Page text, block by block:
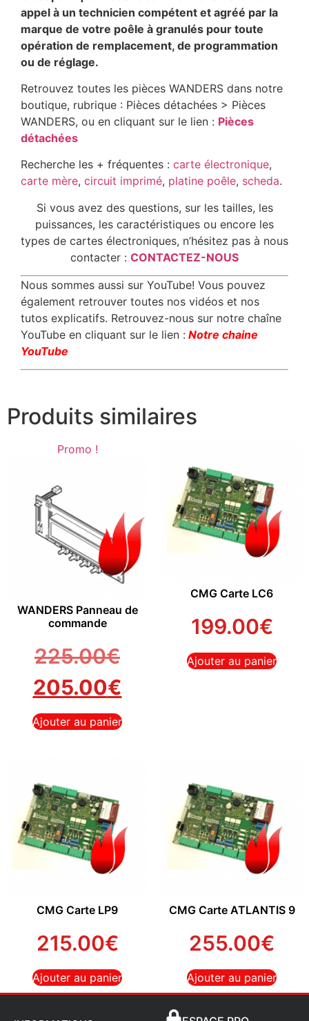
appel à un technicien compétent et agréé par la
marque de votre poêle à granulés pour toute
opération de remplacement, de programmation
ou de réglage.
Retrouvez toutes les pièces WANDERS dans notre
boutique, rubrique : Pièces détachées > Pièces
WANDERS, ou en cliquant sur le lien : Pièces
détachées
Recherche les + fréquentes : carte électronique,
carte mère, circuit imprimé, platine poêle, scheda.
Si vous avez des questions, sur les tailles, les
puissances, les caractéristiques ou encore les
types de cartes électroniques, n’hésitez pas à nous
contacter : CONTACTEZ-NOUS
Nous sommes aussi sur YouTube! Vous pouvez
également retrouver toutes nos vidéos et nos
tutos explicatifs. Retrouvez-nous sur notre chaîne
YouTube en cliquant sur le lien : Notre chaine
YouTube
Produits similaires
Promo !
WANDERS Panneau de
commande
225.00€
205.00€
Ajouter au panier
CMG Carte LC6
199.00€
Ajouter au panier
CMG Carte LP9
215.00€
Ajouter au panier
CMG Carte ATLANTIS 9
255.00€
Ajouter au panier